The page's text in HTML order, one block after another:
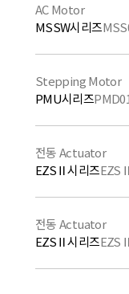
AC Motor
MSSW시리즈
Stepping Motor
PMU시리즈
전동 Actuator
EZSⅡ시리즈
전동 Actuator
EZSⅡ시리즈